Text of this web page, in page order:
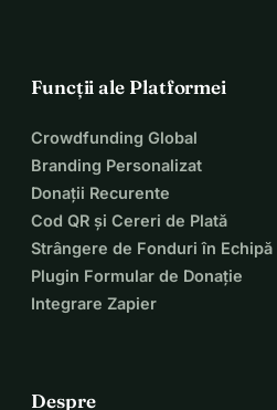
Funcții ale Platformei
Crowdfunding Global
Branding Personalizat
Donații Recurente
Cod QR și Cereri de Plată
Strângere de Fonduri în Echipă
Plugin Formular de Donație
Integrare Zapier
Despre